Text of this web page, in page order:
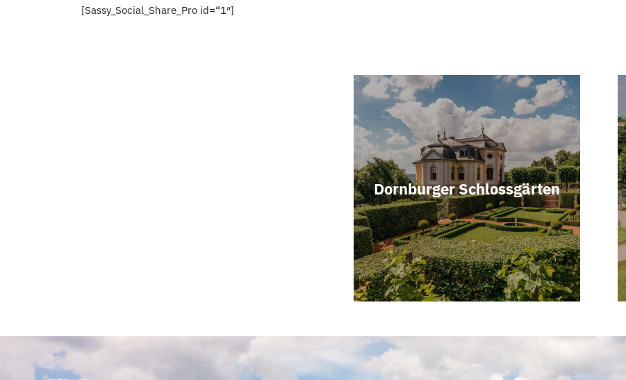
[Sassy_Social_Share_Pro id=“1″]
Dornburger Schlossgärten